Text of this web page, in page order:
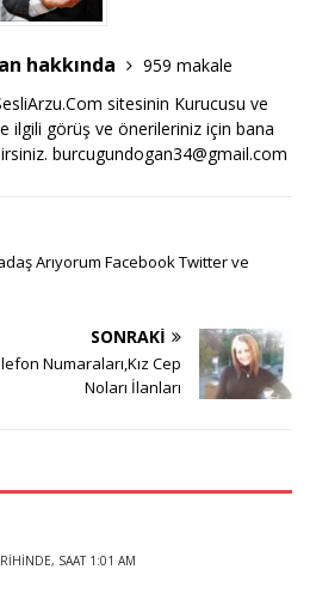
hakkında
959 makale
sitesinin Kurucusu ve
ilgili görüş ve önerileriniz için bana
burcugundogan34@gmail.com
Arıyorum Facebook Twitter ve
SONRAKI
Numaraları,Kız Cep
Noları İlanları
SAAT 1:01 AM